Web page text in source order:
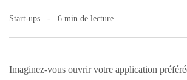
Start-ups 6 min de lecture
Imaginez-vous ouvrir votre application